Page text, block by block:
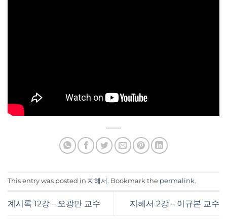
This entry was posted in 지혜서. Bookmark the permalink.
계시록 12강 – 오광만 교수 지혜서 2강 – 이규본 교수